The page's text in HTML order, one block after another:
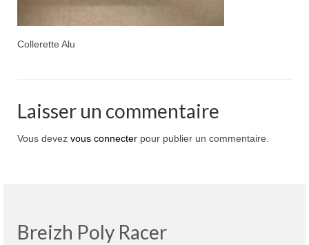
Collerette Alu
Laisser un commentaire
Vous devez vous connecter pour publier un commentaire.
Breizh Poly Racer